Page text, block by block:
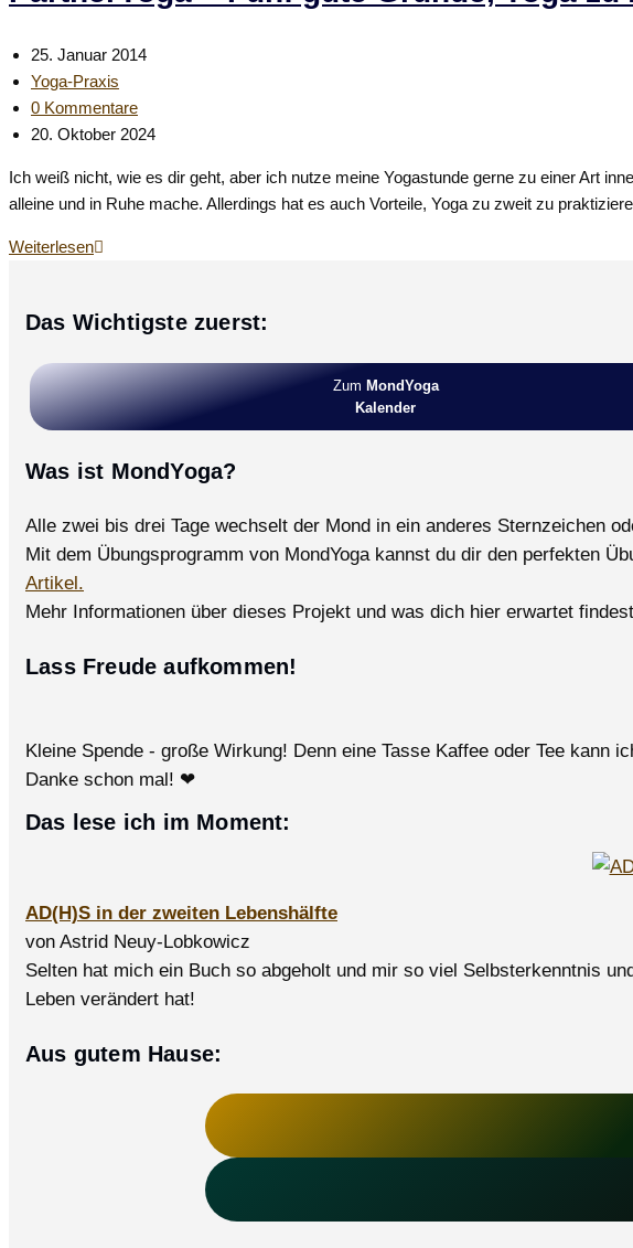
Beitrag
veröffentlicht:
25. Januar 2014
Beitrags-
Kategorie:
Yoga-Praxis
Beitrags-
Kommentare:
0 Kommentare
Beitrag
geändert
am:
20. Oktober 2024
Ich weiß nicht, wie es dir geht, aber ich nutze meine Yogastunde gerne zu einer Art
alleine und in Ruhe mache. Allerdings hat es auch Vorteile, Yoga zu zweit zu
WeiterlesenPartnerYoga
gute
zweit
praktizieren
Das Wichtigste zuerst:
Zum MondYoga
Kalender
Was ist MondYoga?
Alle zwei bis drei Tage wechselt der Mond in ein anderes Sternzeichen
Mit dem Übungsprogramm von MondYoga kannst du dir den perfekten
Artikel.
Mehr Informationen über dieses Projekt und was dich hier erwartet
Lass Freude aufkommen!
Kleine Spende - große Wirkung! Denn eine Tasse Kaffee oder Tee kann
Danke schon mal! ❤
Das lese ich im Moment:
AD(H)S in der zweiten Lebenshälfte
von Astrid Neuy-Lobkowicz
Selten hat mich ein Buch so abgeholt und mir so viel Selbsterkenntnis
Leben verändert hat!
Aus gutem Hause: